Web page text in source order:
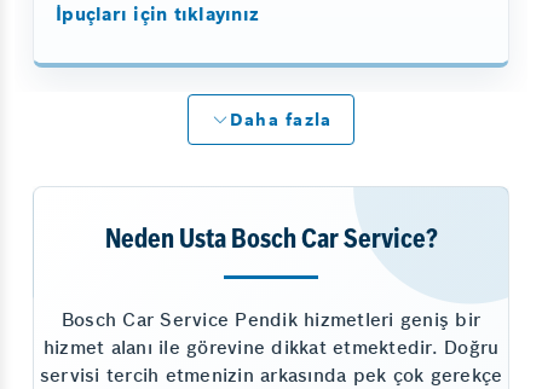
İpuçları için tıklayınız
Daha fazla
Neden Usta Bosch Car Service?
Bosch Car Service Pendik hizmetleri geniş bir
hizmet alanı ile görevine dikkat etmektedir. Doğru
servisi tercih etmenizin arkasında pek çok gerekçe